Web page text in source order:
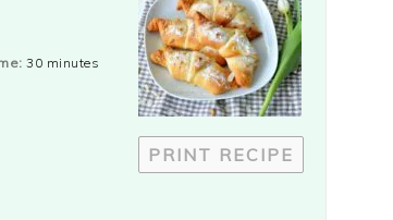
PRINT RECIPE
30 minutes